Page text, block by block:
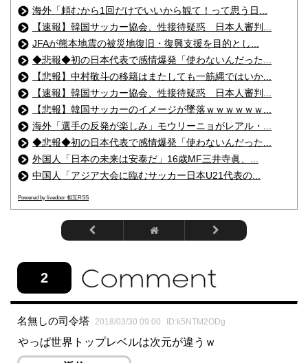
海外「頼むから1回だけでいいから観て！って思う日...
【速報】韓国サッカー協会、性接待疑惑 日本人審判...
JFAが熊本地震の被災地復旧・復興支援を目的とし...
◆悲報◆初の日本代表で感情爆発「使わないんだった...
【悲報】中村敬斗の移籍はまたしても一筋縄ではいか...
【速報】韓国サッカー協会、性接待疑惑 日本人審判...
【悲報】韓国サッカーのイメージが墜落ｗｗｗｗｗｗ...
海外「選手の反発が楽しみ」モウリーニョがレアル・...
◆悲報◆初の日本代表で感情爆発「使わないんだった...
外国人「日本の未来は安泰だ」16歳MF三井寺眞、...
中国人「アジア大会に臨むサッカー日本U21代表の...
Powered by livedoor 相互RSS
2
名無しの司令塔 2018/03/30 09:00 ID:k5NTM2ODg
やっぱ世界トップレベルは次元が違うｗ